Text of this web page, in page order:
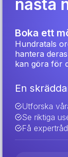
nästa
Boka ett
Hundratals
hantera
kan göra för
En
Utforska
Se riktiga
Få